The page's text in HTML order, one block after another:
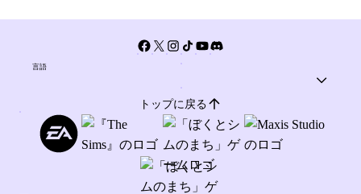
言語
トップに戻る